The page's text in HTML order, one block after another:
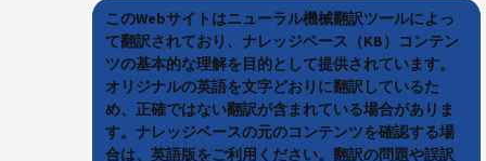
このWebサイトはニューラル機械翻訳ツールによっ
て翻訳されており、ナレッジベース（KB）コンテン
ツの基本的な理解を目的として提供されています。
オリジナルの英語を文字どおりに翻訳しているた
め、正確ではない翻訳が含まれている場合がありま
す。ナレッジベースの元のコンテンツを確認する場
合は、英語版をご利用ください。翻訳の問題や誤訳